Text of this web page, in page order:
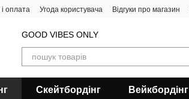
оплата Угода користувача Відгуки про магазин
GOOD VIBES ONLY
Скейтбордінг Вейкбордінг